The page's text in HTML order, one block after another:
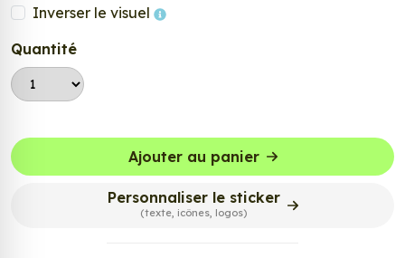
Inverser le visuel
Quantité
Ajouter au panier
Personnaliser le sticker
(texte, icônes, logos)